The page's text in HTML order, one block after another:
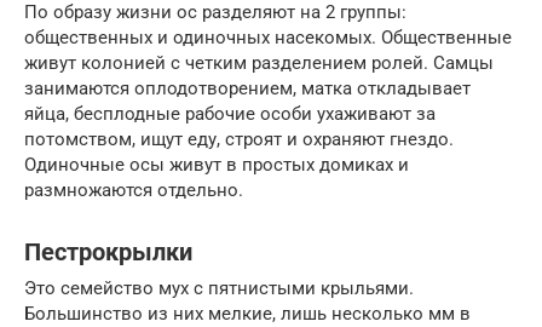
По образу жизни ос разделяют на 2 группы:
общественных и одиночных насекомых. Общественные
живут колонией с четким разделением ролей. Самцы
занимаются оплодотворением, матка откладывает
яйца, бесплодные рабочие особи ухаживают за
потомством, ищут еду, строят и охраняют гнездо.
Одиночные осы живут в простых домиках и
размножаются отдельно.
Пестрокрылки
Это семейство мух с пятнистыми крыльями.
Большинство из них мелкие, лишь несколько мм в